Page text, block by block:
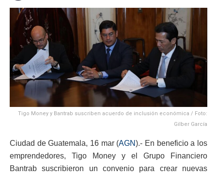
Tigo Money y Bantrab suscriben acuerdo de inclusión económica / Foto:
Gilber García
Ciudad de Guatemala, 16 mar (AGN).- En beneficio a los
emprendedores, Tigo Money y el Grupo Financiero
Bantrab suscribieron un convenio para crear nuevas